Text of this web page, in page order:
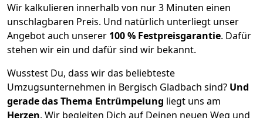
Wir kalkulieren innerhalb von nur 3 Minuten einen
unschlagbaren Preis. Und natürlich unterliegt unser
Angebot auch unserer 100 % Festpreisgarantie. Dafür
stehen wir ein und dafür sind wir bekannt.
Wusstest Du, dass wir das beliebteste
Umzugsunternehmen in Bergisch Gladbach sind? Und
gerade das Thema Entrümpelung liegt uns am
Herzen. Wir begleiten Dich auf Deinen neuen Weg und